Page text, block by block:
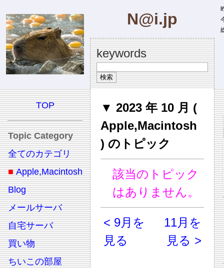
N@i.jp
keywords
TOP
Topic Category
全てのカテゴリ
■ Apple,Macintosh
Blog
メールサーバ
自宅サーバ
買い物
ちいこの部屋
▼ 2023 年 10 月 (
Apple,Macintosh
) のトピック
該当のトピック
はありません。
< 9月を
見る
11月を
見る >